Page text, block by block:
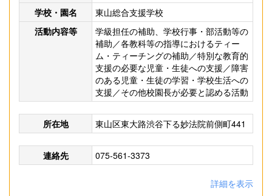
学校・園名
東山総合支援学校
活動内容等
学級担任の補助、学校行事・部活動等の
補助／各教科等の指導におけるティー
ム・ティーチングの補助／特別な教育的
支援の必要な児童・生徒への支援／障害
のある児童・生徒の学習・学校生活への
支援／その他校園長が必要と認める活動
所在地 東山区東大路渋谷下る妙法院前側町441
連絡先 075-561-3373
詳細を表示